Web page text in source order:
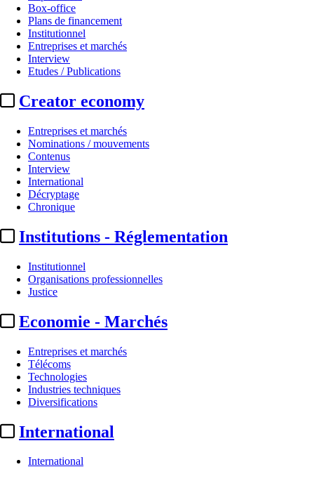
Box-office
Plans de financement
Institutionnel
Entreprises et marchés
Interview
Etudes / Publications
Creator economy
Entreprises et marchés
Nominations / mouvements
Contenus
Interview
International
Décryptage
Chronique
Institutions - Réglementation
Institutionnel
Organisations professionnelles
Justice
Economie - Marchés
Entreprises et marchés
Télécoms
Technologies
Industries techniques
Diversifications
International
International